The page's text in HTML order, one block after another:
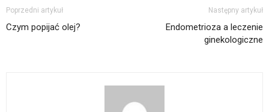
Poprzedni artykuł
Czym popijać olej?
Następny artykuł
Endometrioza a leczenie
ginekologiczne